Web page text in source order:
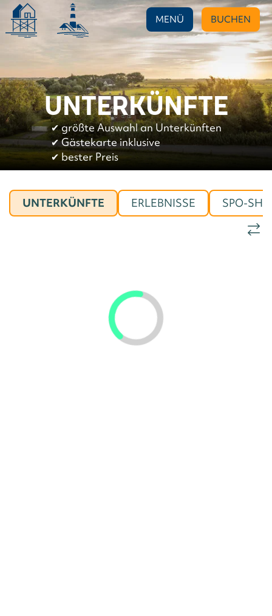
MENÜ BUCHEN
UNTERKÜNFTE
✔︎größte Auswahl an Unterkünften
✔︎Gästekarte inklusive
✔︎ bester Preis
UNTERKÜNFTE ERLEBNISSE SPO-